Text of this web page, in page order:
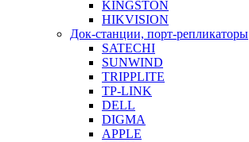
KINGSTON
HIKVISION
Док-станции, порт-репликаторы
SATECHI
SUNWIND
TRIPPLITE
TP-LINK
DELL
DIGMA
APPLE